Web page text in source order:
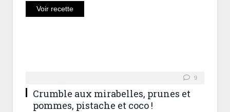
Voir recette
9
Crumble aux mirabelles, prunes et
pommes, pistache et coco !